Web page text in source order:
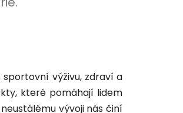
sportovní výživu, zdraví a
které pomáhají lidem
vývoji nás činí